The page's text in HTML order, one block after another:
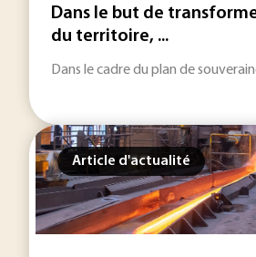
Dans le but de
du territoire, ...
Dans le cadre du plan de
Article d'actualité